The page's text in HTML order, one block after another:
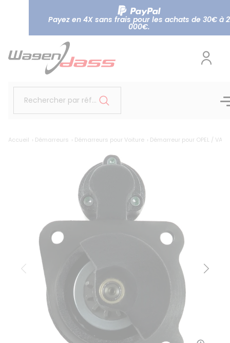
Payez en 4X sans frais pour les achats de 30€ à 2
000€.
Rechercher par référence...
Accueil Démarreurs Démarreurs pour Voiture Démarreur pour OPEL /
Précédent